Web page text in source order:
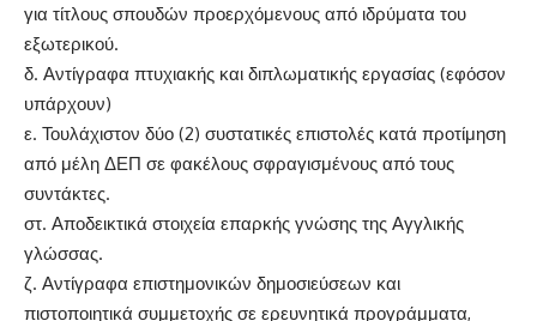
για τίτλους σπουδών προερχόμενους από ιδρύματα του
εξωτερικού.
δ. Αντίγραφα πτυχιακής και διπλωματικής εργασίας (εφόσον
υπάρχουν)
ε. Τουλάχιστον δύο (2) συστατικές επιστολές κατά προτίμηση
από μέλη ΔΕΠ σε φακέλους σφραγισμένους από τους
συντάκτες.
στ. Αποδεικτικά στοιχεία επαρκής γνώσης της Αγγλικής
γλώσσας.
ζ. Αντίγραφα επιστημονικών δημοσιεύσεων και
πιστοποιητικά συμμετοχής σε ερευνητικά προγράμματα,